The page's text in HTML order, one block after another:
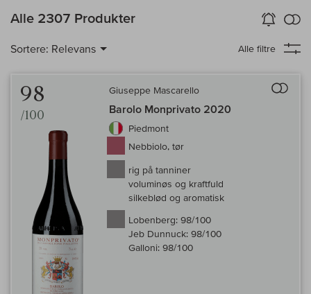
Alle 2307 Produkter Vin-Alarm
aktiver
Sortere: Relevans Alle filtre
98
/100
Giuseppe Mascarello
Barolo Monprivato 2020
Piedmont
Nebbiolo, tør
rig på tanniner
voluminøs og kraftfuld
silkeblød og aromatisk
Lobenberg: 98/100
Jeb Dunnuck: 98/100
Galloni: 98/100